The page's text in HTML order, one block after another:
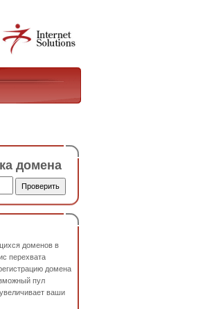
домена
доменов в
перехвата
домена
пул
ваши